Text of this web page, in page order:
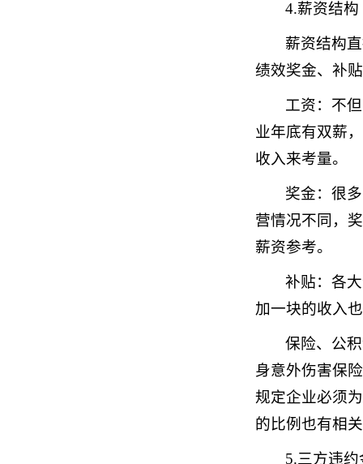
4.薪资结构
薪资结构
绩效奖金、补
工资：不
业年底有双薪
收入来考量。
奖金：很
营情况不同，
薪资参考。
补贴：各
加一块的收入
保险、公
身意外伤害保
规定企业必须
的比例也有相
5.三方违约